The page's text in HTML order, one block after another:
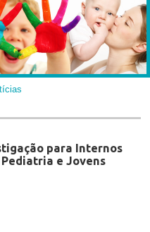
para Internos
e Jovens